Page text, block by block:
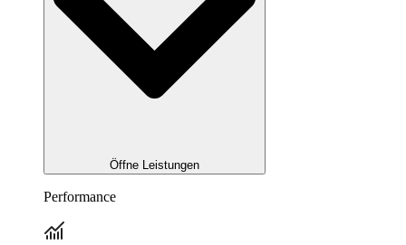
Öffne Leistungen
Performance